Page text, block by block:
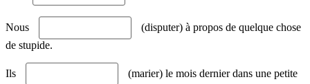
Nous
(disputer) à propos de quelque chose
de stupide.
Ils
(marier) le mois dernier dans une petite